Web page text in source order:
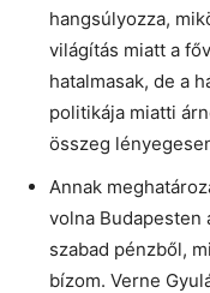
hangsúlyozza,
világítás miatt a
hatalmasak, de a
politikája miatti
összeg
Annak
volna
szabad pénzből,
bízom. Verne